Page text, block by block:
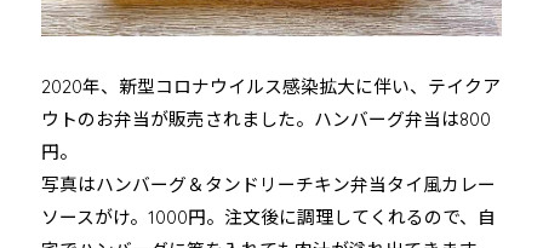
2020年、新型コロナウイルス感染拡大に伴い、テイクア
ウトのお弁当が販売されました。ハンバーグ弁当は800
円。
写真はハンバーグ＆タンドリーチキン弁当タイ風カレー
ソースがけ。1000円。注文後に調理してくれるので、自